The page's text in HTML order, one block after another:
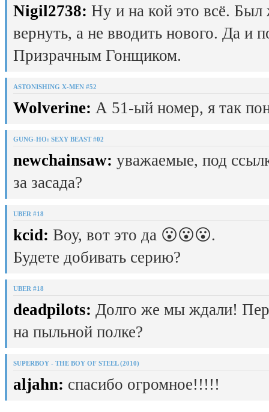
Nigil2738: Ну и на кой это всё.
вернуть, а не вводить нового. Да и
Призрачным Гонщиком.
ASTONISHING X-MEN #52
Wolverine: А 51-ый номер, я так
GUNG-HO: SEXY BEAST #02
newchainsaw: уважаемые, под
за засада?
UBER #18
kcid: Воу, вот это да 😮😮😮.
Будете добивать серию?
UBER #18
deadpilots: Долго же мы ждали!
на пыльной полке?
SUPERBOY - THE BOY OF STEEL (2010)
aljahn: спасибо огромное!!!!!